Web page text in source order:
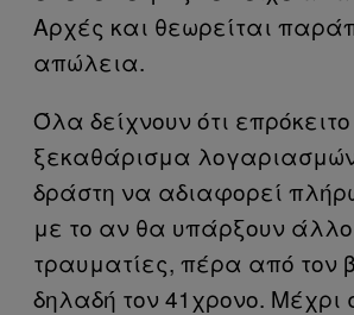
Αρχές και θεωρείται
απώλεια.
Όλα δείχνουν ότι
ξεκαθάρισμα
δράστη να αδιαφορεί
με το αν θα υπάρξουν
τραυματίες, πέρα από τον
δηλαδή τον 41χρονο. Μέχρι